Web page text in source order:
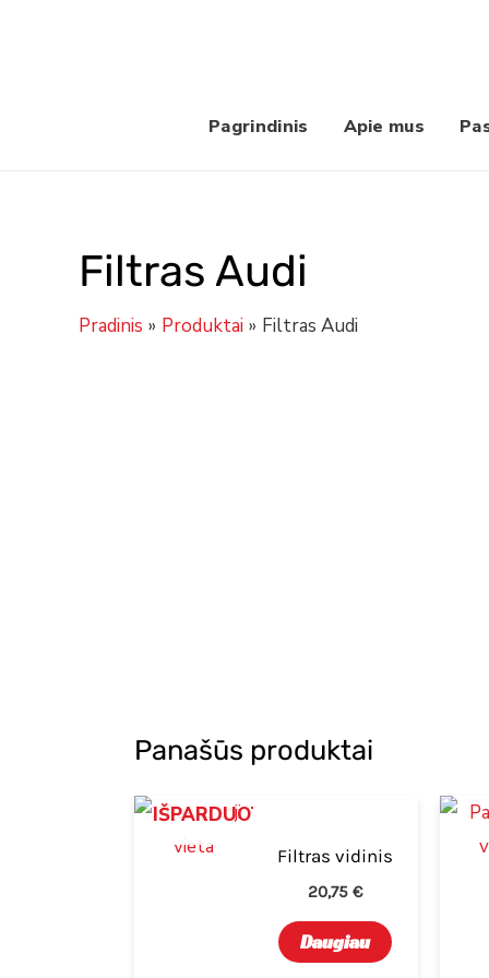
Pagrindinis Apie mus
Filtras Audi
Pradinis Produktai Filtras Audi
Panašūs produktai
IŠPARDUOTA
Filtras vidinis
20,75€
Daugiau